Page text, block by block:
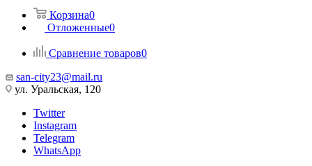
Корзина0
Отложенные0
Сравнение товаров0
san-city23@mail.ru
ул. Уральская, 120
Twitter
Instagram
Telegram
WhatsApp